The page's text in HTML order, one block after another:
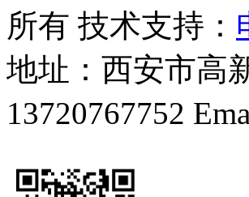
所有 技术支持：
地址：西安市高
13720767752